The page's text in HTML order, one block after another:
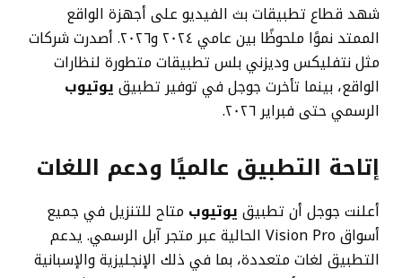
شهد قطاع تطبيقات بث الفيديو على أجهزة الواقع
الممتد نموًا ملحوظًا بين عامي ٢٠٢٤ و٢٠٢٦. أصدرت شركات
مثل نتفليكس وديزني بلس تطبيقات متطورة لنظارات
الواقع، بينما تأخرت جوجل في توفير تطبيق يوتيوب
الرسمي حتى فبراير ٢٠٢٦.
إتاحة التطبيق عالميًا ودعم اللغات
أعلنت جوجل أن تطبيق يوتيوب متاح للتنزيل في جميع
أسواق Vision Pro الحالية عبر متجر آبل الرسمي. يدعم
التطبيق لغات متعددة، بما في ذلك الإنجليزية والإسبانية